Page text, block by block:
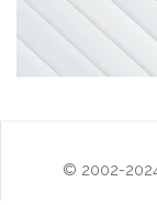
© 2002-